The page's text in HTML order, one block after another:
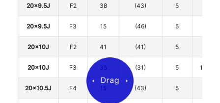
20x9.5J F2 38 (43) 5
20x9.5J F3 15 (46) 5
20x10J F2 41 (41) 5
20x10J F3 35 (31) 5 114.3
20x10.5J F4 15 (43) 5